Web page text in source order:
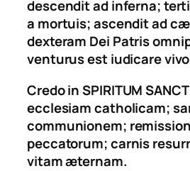
descendit ad inferna;
a mortuis; ascendit ad
dexteram Dei Patris
venturus est iudicare
Credo in SPIRITUM
ecclesiam catholicam;
communionem;
peccatorum; carnis
vitam æternam.